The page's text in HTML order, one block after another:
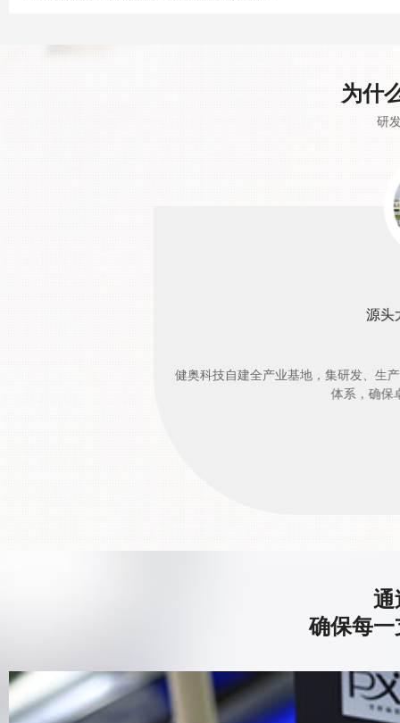
为什
研
源头
健奥科技自建全产业基地，集研发、生
体系，确保
通
确保每